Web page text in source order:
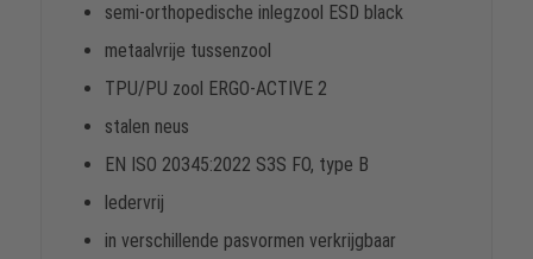
semi-orthopedische inlegzool ESD black
metaalvrije tussenzool
TPU/PU zool ERGO-ACTIVE 2
stalen neus
EN ISO 20345:2022 S3S FO, type B
ledervrij
in verschillende pasvormen verkrijgbaar